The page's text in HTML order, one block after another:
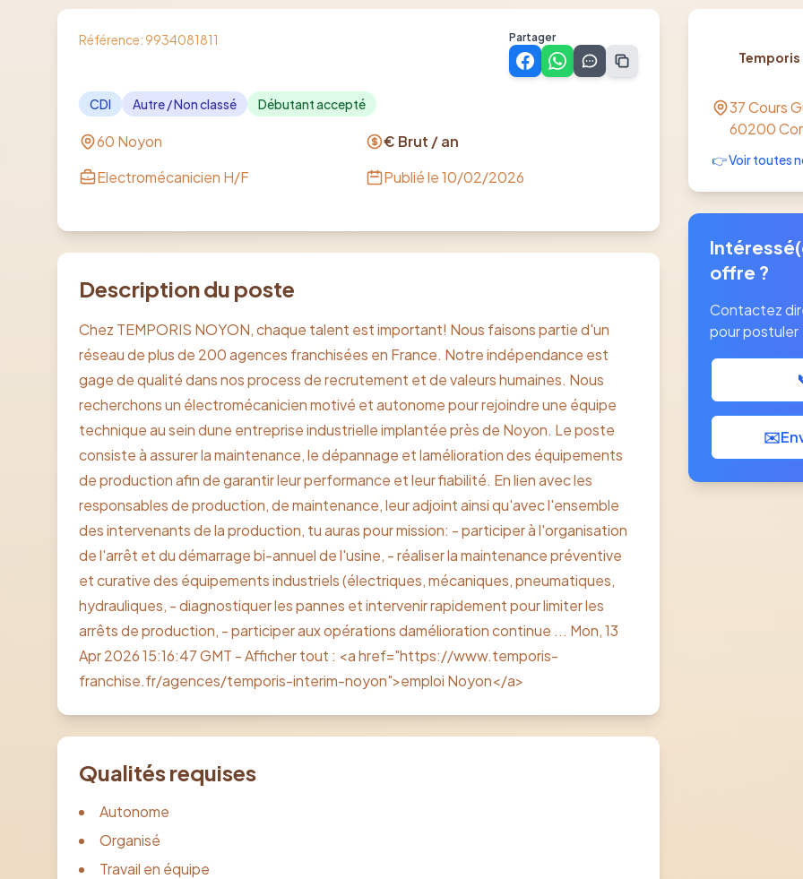
Référence: 9934081811 Partager
CDI Autre / Non classé Débutant accepté
60 Noyon
€ Brut / an
Electromécanicien H/F
Publié le10/02/2026
Description du poste
Chez TEMPORIS NOYON, chaque talent est important! Nous faisons partie d'un
réseau de plus de 200 agences franchisées en France. Notre indépendance est
gage de qualité dans nos process de recrutement et de valeurs humaines. Nous
recherchons un électromécanicien motivé et autonome pour rejoindre une équipe
technique au sein dune entreprise industrielle implantée près de Noyon. Le poste
consiste à assurer la maintenance, le dépannage et lamélioration des équipements
de production afin de garantir leur performance et leur fiabilité. En lien avec les
responsables de production, de maintenance, leur adjoint ainsi qu'avec l'ensemble
des intervenants de la production, tu auras pour mission: - participer à l'organisation
de l'arrêt et du démarrage bi-annuel de l'usine, - réaliser la maintenance préventive
et curative des équipements industriels (électriques, mécaniques, pneumatiques,
hydrauliques, - diagnostiquer les pannes et intervenir rapidement pour limiter les
arrêts de production, - participer aux opérations damélioration continue ... Mon, 13
Apr 2026 15:16:47 GMT - Afficher tout : <a href="https://www.temporis-
franchise.fr/agences/temporis-interim-noyon">emploi Noyon</a>
Qualités requises
Autonome
Organisé
Travail en équipe
Temporis
37 Cours
60200
👉 Voir toutes
offre ?
Contactez
pour postuler
✉️